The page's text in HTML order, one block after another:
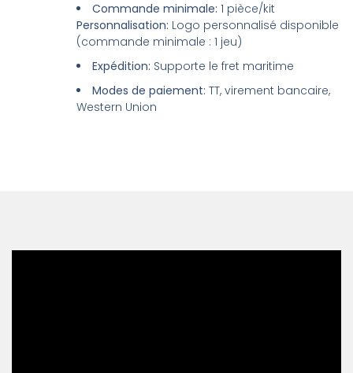
Commande minimale: 1 pièce/kit
Personnalisation: Logo personnalisé disponible
(commande minimale : 1 jeu)
Expédition: Supporte le fret maritime
Modes de paiement: TT, virement bancaire,
Western Union